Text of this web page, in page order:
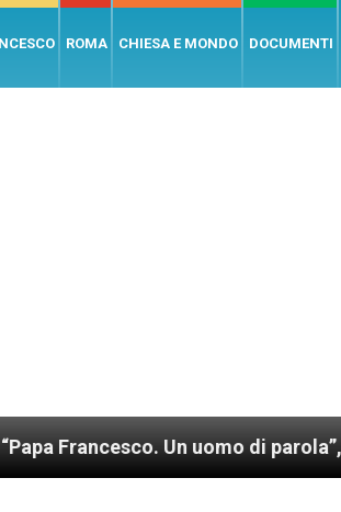
ROMA CHIESA E MONDO DOCUMENTI
Un uomo di parola”, dietro le